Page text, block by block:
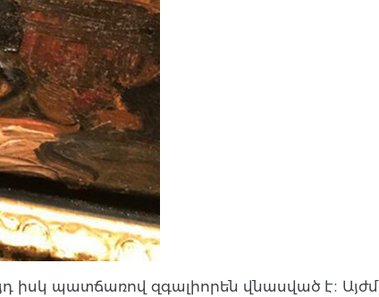
պատճառով զգալիորեն վնասված է։ Այժմ